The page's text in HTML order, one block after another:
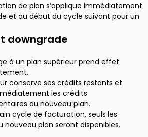
de plan s’applique immédiatement
et au début du cycle suivant pour un
downgrade
à un plan supérieur prend effet
conserve ses crédits restants et
les crédits
du nouveau plan.
cycle de facturation, seuls les
nouveau plan seront disponibles.